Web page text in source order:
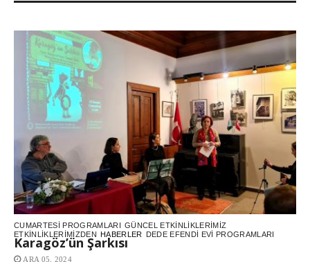
CUMARTESI PROGRAMLARI GÜNCEL ETKINLIKLERIMIZ
ETKINLIKLERIMIZDEN HABERLER DEDE EFENDI EVI PROGRAMLARI
Karagöz’ün Şarkısı
ARA 05, 2024